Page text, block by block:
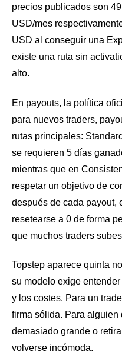
precios publicados son
USD/mes
USD al conseguir una
existe una ruta sin
alto.
En payouts, la política
para nuevos traders,
rutas principales:
se requieren 5 días
mientras que en
respetar un objetivo de
después de cada payout,
resetearse a 0 de forma
que muchos traders
Topstep aparece quinta
su modelo exige
y los costes. Para un
firma sólida. Para alguien
demasiado grande o
volverse incómoda.